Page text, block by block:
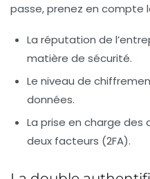
passe, prenez en compte
La réputation de
matière de sécurité.
Le niveau de
données.
La prise en charge des
deux facteurs (2FA).